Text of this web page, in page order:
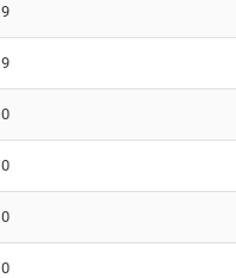
9
9
0
0
0
0